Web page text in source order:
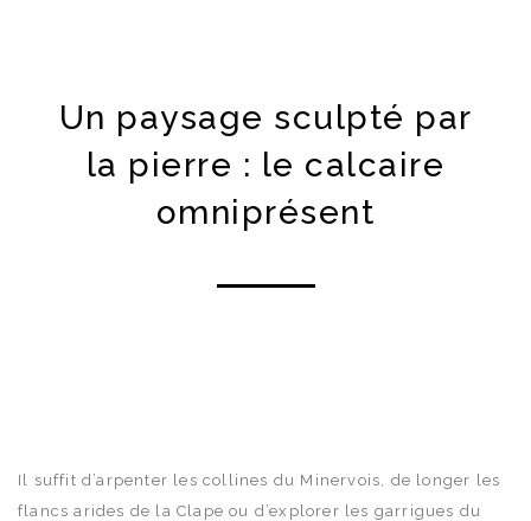
Un paysage sculpté par
la pierre : le calcaire
omniprésent
Il suffit d’arpenter les collines du Minervois, de longer les
flancs arides de la Clape ou d’explorer les garrigues du